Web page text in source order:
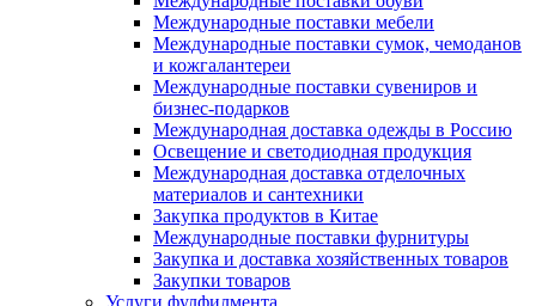
Международные поставки мебели
Международные поставки сумок, чемоданов
и кожгалантереи
Международные поставки сувениров и
бизнес-подарков
Международная доставка одежды в Россию
Освещение и светодиодная продукция
Международная доставка отделочных
материалов и сантехники
Закупка продуктов в Китае
Международные поставки фурнитуры
Закупка и доставка хозяйственных товаров
Закупки товаров
Услуги фулфилмента